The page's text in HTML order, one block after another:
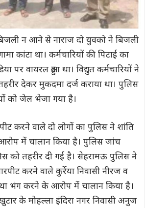
न आने से नाराज दो युवको ने बिजली
कांटा था। कर्मचारियों की पिटाई का
पर वायरल हुआ था। विद्युत कर्मचारियों ने
देकर मुकदमा दर्ज कराया था। पुलिस
को जेल भेजा गया है।
करने वाले दो लोगों का पुलिस ने शांति
में चालान किया है। पुलिस जांच
को तहरीर दी गई है। सेहरामऊ पुलिस ने
करने वाले कुर्रेया निवासी नीरज व
भंग करने के आरोप में चालान किया है।
के मोहल्ला इंदिरा नगर निवासी अनुज